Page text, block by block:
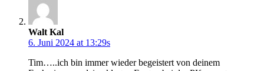
Walt Kal
6. Juni 2024 at 13:29s
Tim…..ich bin immer wieder begeistert von deinem